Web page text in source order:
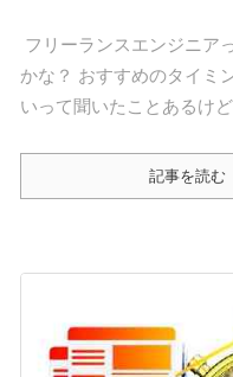
フリーランスエンジニア
かな？ おすすめのタイミ
いって聞いたことあるけ
記事を読む